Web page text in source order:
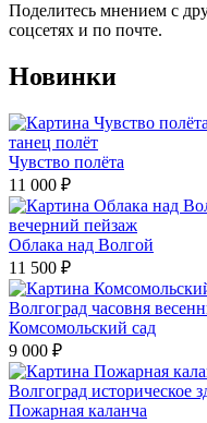
Поделитесь мнением с
соцсетях и по почте.
Новинки
Чувство полёта
11 000 ₽
Облака над Волгой
11 500 ₽
Комсомольский сад
9 000 ₽
Пожарная каланча